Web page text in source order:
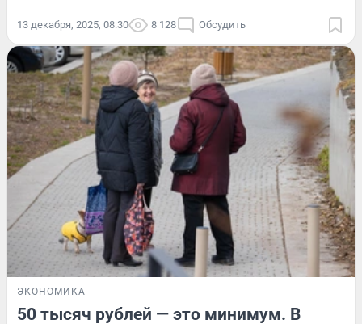
13 декабря, 2025, 08:30 8 128 Обсудить
ЭКОНОМИКА
50 тысяч рублей — это минимум. В